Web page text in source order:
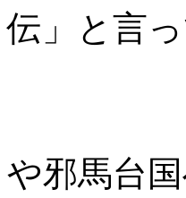
伝」と言
や邪馬台